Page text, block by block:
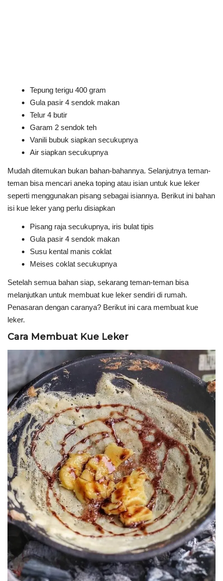
Tepung terigu 400 gram
Gula pasir 4 sendok makan
Telur 4 butir
Garam 2 sendok teh
Vanili bubuk siapkan secukupnya
Air siapkan secukupnya
Mudah ditemukan bukan bahan-bahannya. Selanjutnya teman-
teman bisa mencari aneka toping atau isian untuk kue leker
seperti menggunakan pisang sebagai isiannya. Berikut ini bahan
isi kue leker yang perlu disiapkan
Pisang raja secukupnya, iris bulat tipis
Gula pasir 4 sendok makan
Susu kental manis coklat
Meises coklat secukupnya
Setelah semua bahan siap, sekarang teman-teman bisa
melanjutkan untuk membuat kue leker sendiri di rumah.
Penasaran dengan caranya? Berikut ini cara membuat kue
leker.
Cara Membuat Kue Leker